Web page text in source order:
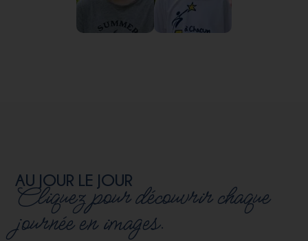
AU JOUR LE JOUR
Cliquez pour découvrir chaque
journée en images.